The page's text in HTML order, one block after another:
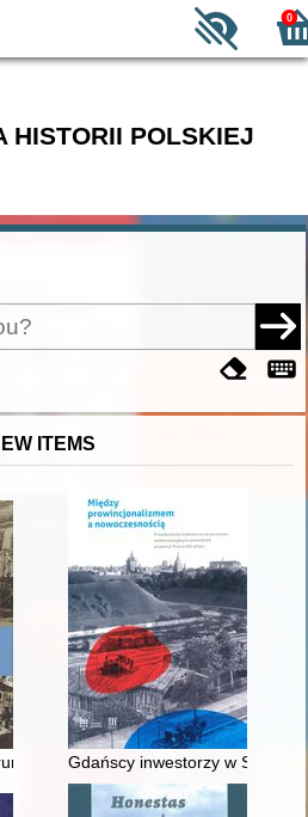
0
HISTORII POLSKIEJ
ITEMS
poligonu drawskiego od
Gdańscy inwestorzy w